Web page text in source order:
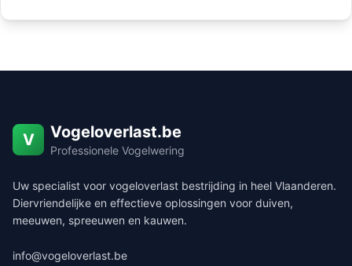
V Vogeloverlast.be
Professionele Vogelwering
Uw specialist voor vogeloverlast bestrijding in heel Vlaanderen.
Diervriendelijke en effectieve oplossingen voor duiven,
meeuwen, spreeuwen en kauwen.
info@vogeloverlast.be